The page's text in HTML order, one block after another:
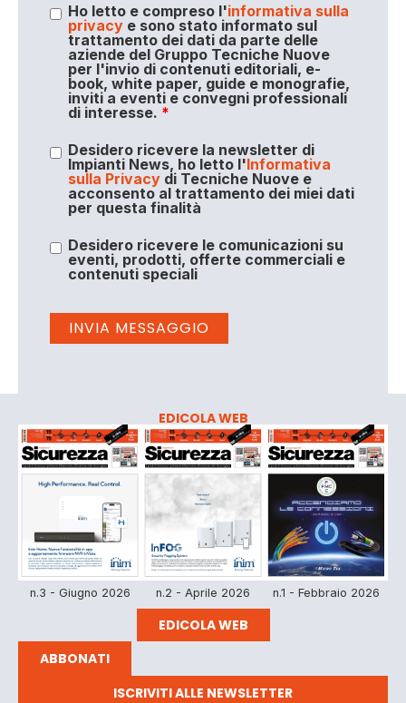
Ho letto e compreso l'informativa sulla
privacye sono stato informato sul
trattamento dei dati da parte delle
aziende del Gruppo Tecniche Nuove
per l'invio di contenuti editoriali, e-
book, white paper, guide e monografie,
inviti a eventi e convegni professionali
di interesse. *
Desidero ricevere la newsletter di
Impianti News, ho letto l'Informativa
sulla Privacydi Tecniche Nuove e
acconsento al trattamento dei miei dati
per questa finalità
Desidero ricevere le comunicazioni su
eventi, prodotti, offerte commerciali e
contenuti speciali
EDICOLA WEB
n.3 - Giugno 2026 n.2 - Aprile 2026 n.1 - Febbraio 2026
EDICOLA WEB
ABBONATI
ISCRIVITI ALLE NEWSLETTER